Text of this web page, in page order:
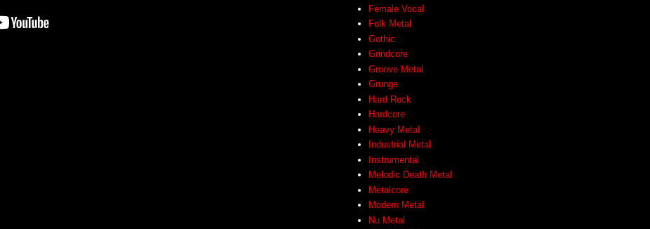
Female Vocal
Folk Metal
Gothic
Grindcore
Groove Metal
Grunge
Hard Rock
Hardcore
Heavy Metal
Industrial Metal
Instrumental
Melodic Death Metal
Metalcore
Modern Metal
Nu Metal